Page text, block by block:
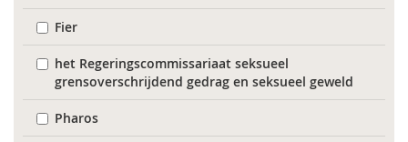
Fier
het Regeringscommissariaat seksueel
grensoverschrijdend gedrag en seksueel geweld
Pharos